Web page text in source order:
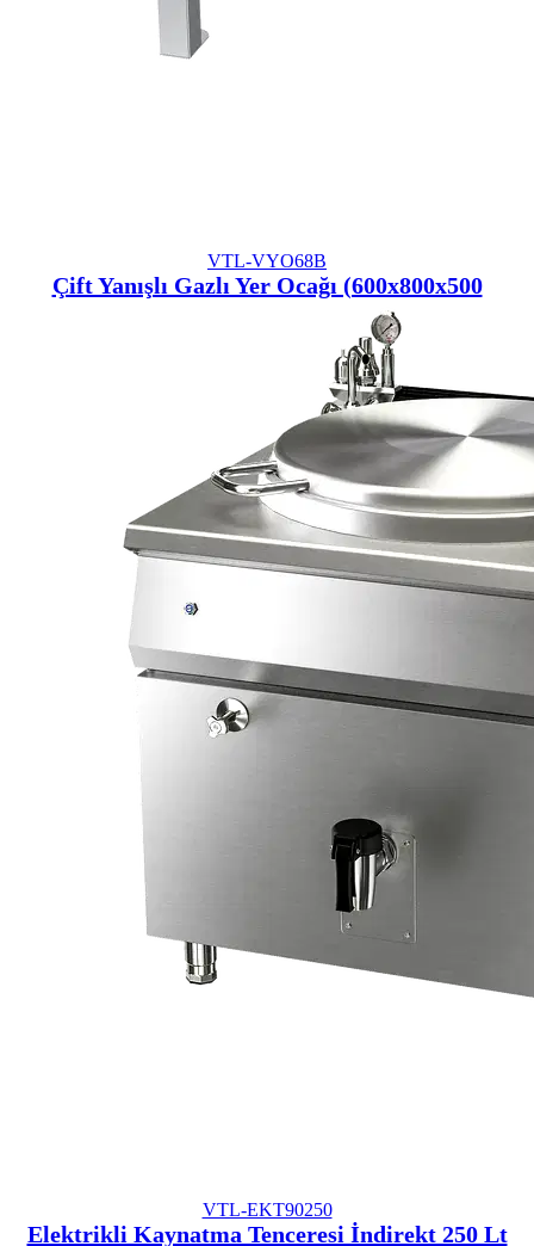
VTL-VYO68B
Çift Yanışlı Gazlı Yer Ocağı (600x800x500
VTL-EKT90250
Elektrikli Kaynatma Tenceresi İndirekt 250 Lt